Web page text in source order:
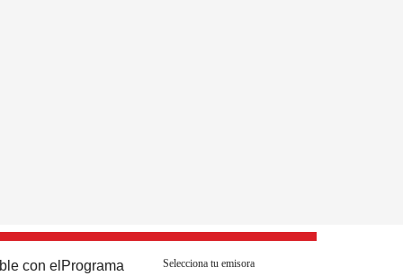
con el Programa Selecciona tu emisora